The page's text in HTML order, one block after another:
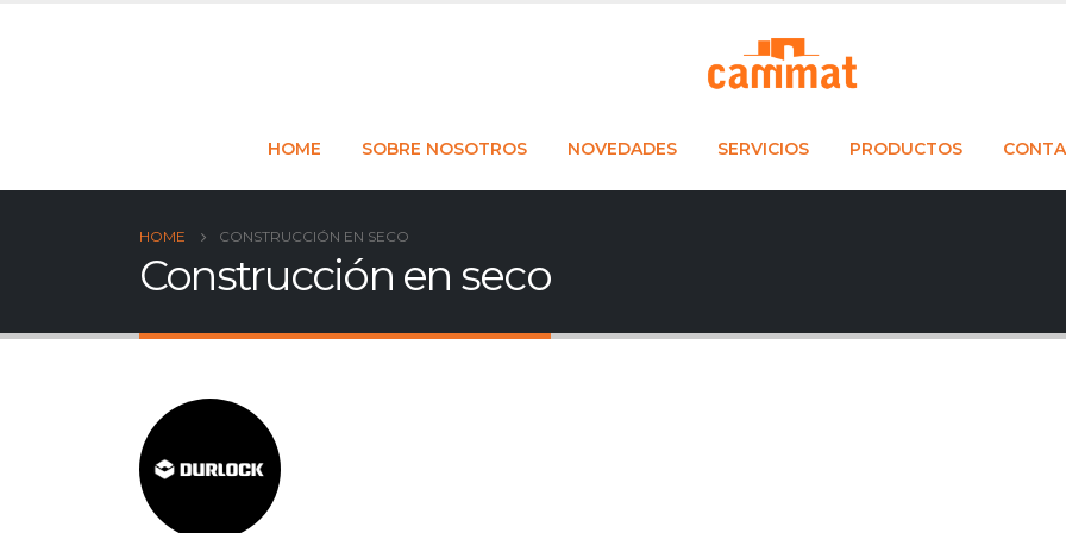
HOME SOBRE NOSOTROS NOVEDADES SERVICIOS PRODUCTOS
HOME CONSTRUCCIÓN EN SECO
Construcción en seco